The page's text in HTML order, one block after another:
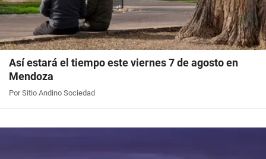
Así estará el tiempo este viernes 7 de agosto en
Mendoza
Por Sitio Andino Sociedad